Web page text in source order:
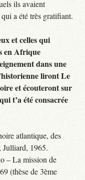
ils avaient
a été très gratifiant.
et celles qui
en Afrique
dans une
liront Le
et écouteront sur
t’a été consacrée
atlantique, des
1965.
– La mission de
(thèse de 3ème